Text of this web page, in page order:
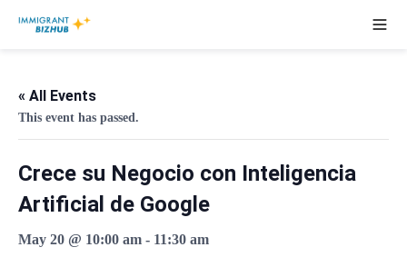
« All Events
This event has passed.
Crece su Negocio con Inteligencia
Artificial de Google
May 20 @ 10:00 am - 11:30 am